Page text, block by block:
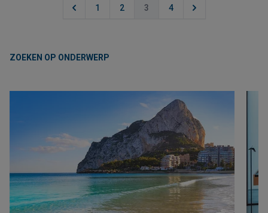
1 2 3 4
ZOEKEN OP ONDERWERP